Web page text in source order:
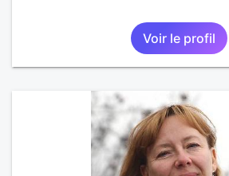
Voir le profil